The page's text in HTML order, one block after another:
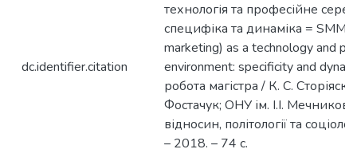
dc.identifier.citation
технологія та професійне
специфіка та динаміка = SMM
marketing) as a technology and
environment: specificity and
робота магістра / К. С.
Фостачук; ОНУ ім. І.І.
відносин, політології та
– 2018. – 74 с.